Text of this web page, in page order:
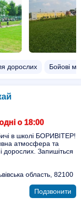
дорослих Бойові
о 18:00
в школі БОРИВІТЕР!
атмосфера та
дорослих. Запишіться
область, 82100
Подзвонити